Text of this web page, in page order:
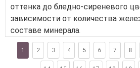
оттенка до бледно-сиреневого
зависимости от количества
составе минерала.
1 2 3 4 5 6 7 8